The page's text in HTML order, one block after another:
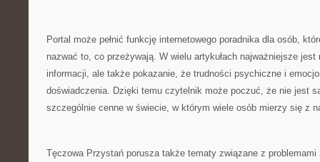
Portal może pełnić funkcję internetowego poradnika dla osób,
nazwać to, co przeżywają. W wielu artykułach najważniejsze
informacji, ale także pokazanie, że trudności psychiczne i
doświadczenia. Dzięki temu czytelnik może poczuć, że nie jest
szczególnie cenne w świecie, w którym wiele osób mierzy się z
Tęczowa Przystań porusza także tematy związane z